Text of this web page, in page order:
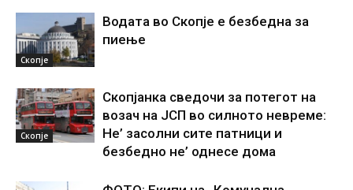
Скопје
Водата во Скопје е безбедна за
пиење
Скопје
Скопјанка сведочи за потегот на
возач на ЈСП во силното невреме:
Не’ засолни сите патници и
безбедно не’ однесе дома